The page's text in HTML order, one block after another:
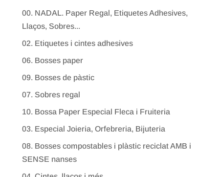
00. NADAL. Paper Regal, Etiquetes Adhesives,
Llaços, Sobres...
02. Etiquetes i cintes adhesives
06. Bosses paper
09. Bosses de pàstic
07. Sobres regal
10. Bossa Paper Especial Fleca i Fruiteria
03. Especial Joieria, Orfebreria, Bijuteria
08. Bosses compostables i plàstic reciclat AMB i
SENSE nanses